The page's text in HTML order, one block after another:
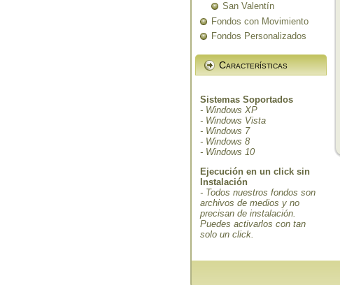
San Valentín
Fondos con Movimiento
Fondos Personalizados
Características
Sistemas Soportados
- Windows XP
- Windows Vista
- Windows 7
- Windows 8
- Windows 10
Ejecución en un click sin
Instalación
- Todos nuestros fondos son
archivos de medios y no
precisan de instalación.
Puedes activarlos con tan
solo un click.